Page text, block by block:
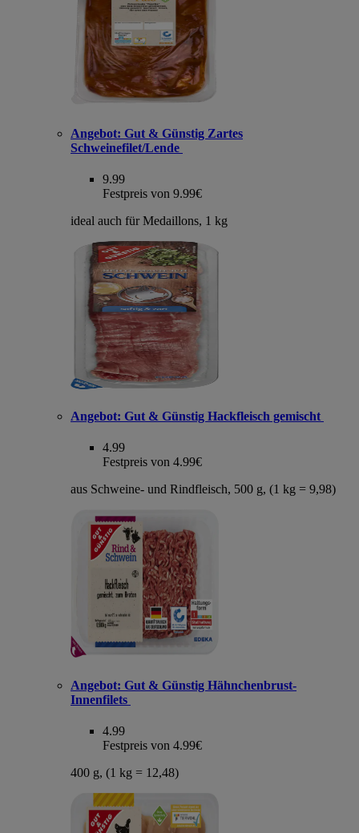
Angebot: Gut & Günstig Zartes
Schweinefilet/Lende
9.99
Festpreis von 9.99€
ideal auch für Medaillons, 1 kg
Angebot: Gut & Günstig Hackfleisch gemischt
4.99
Festpreis von 4.99€
aus Schweine- und Rindfleisch, 500 g, (1 kg = 9,98)
Angebot: Gut & Günstig Hähnchenbrust-
Innenfilets
4.99
Festpreis von 4.99€
400 g, (1 kg = 12,48)